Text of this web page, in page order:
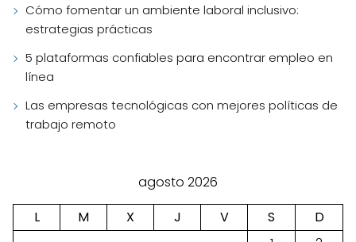
Cómo fomentar un ambiente laboral inclusivo:
estrategias prácticas
5 plataformas confiables para encontrar empleo en
línea
Las empresas tecnológicas con mejores políticas de
trabajo remoto
agosto 2026
L
M X J V S
D